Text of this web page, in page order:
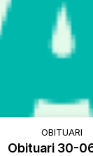
OBITUARI
Obituari 30-